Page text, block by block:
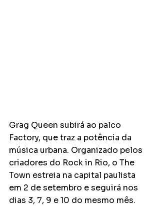
Grag Queen subirá ao palco
Factory, que traz a potência da
música urbana. Organizado pelos
criadores do Rock in Rio, o The
Town estreia na capital paulista
em 2 de setembro e seguirá nos
dias 3, 7, 9 e 10 do mesmo mês.